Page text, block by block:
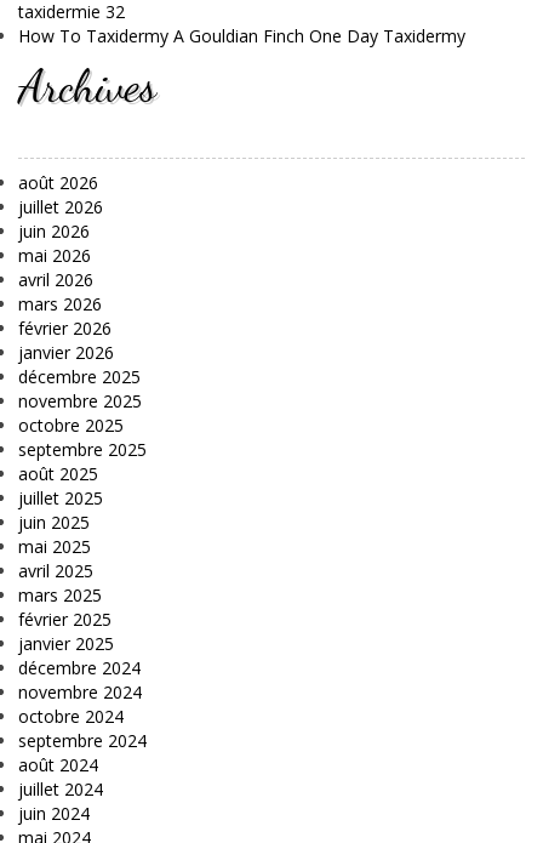
taxidermie 32
How To Taxidermy A Gouldian Finch One Day Taxidermy
Archives
août 2026
juillet 2026
juin 2026
mai 2026
avril 2026
mars 2026
février 2026
janvier 2026
décembre 2025
novembre 2025
octobre 2025
septembre 2025
août 2025
juillet 2025
juin 2025
mai 2025
avril 2025
mars 2025
février 2025
janvier 2025
décembre 2024
novembre 2024
octobre 2024
septembre 2024
août 2024
juillet 2024
juin 2024
mai 2024